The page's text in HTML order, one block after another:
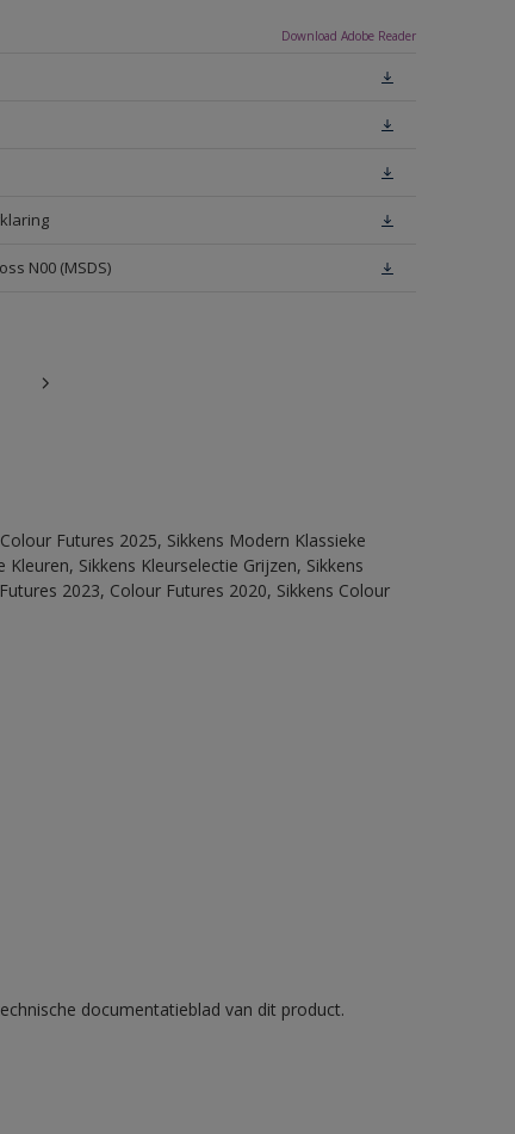
Download Adobe Reader
N00 (MSDS)
Futures 2025, Sikkens Modern Klassieke
Kleuren, Sikkens Kleurselectie Grijzen, Sikkens
2023, Colour Futures 2020, Sikkens Colour
documentatieblad van dit product.